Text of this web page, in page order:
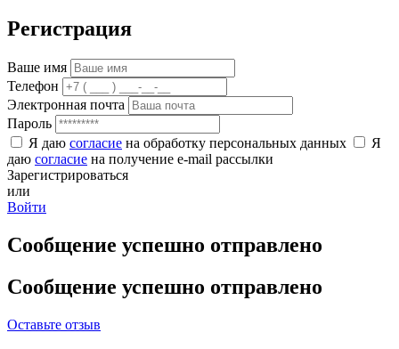
Регистрация
Ваше имя
Телефон
Электронная почта
Пароль
Я даю согласие на обработку персональных данных
Я
даю согласие на получение e-mail рассылки
Зарегистрироваться
или
Войти
Сообщение успешно отправлено
Сообщение успешно отправлено
Оставьте отзыв